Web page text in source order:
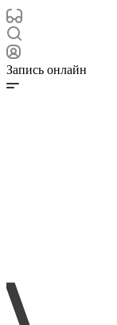
Запись онлайн